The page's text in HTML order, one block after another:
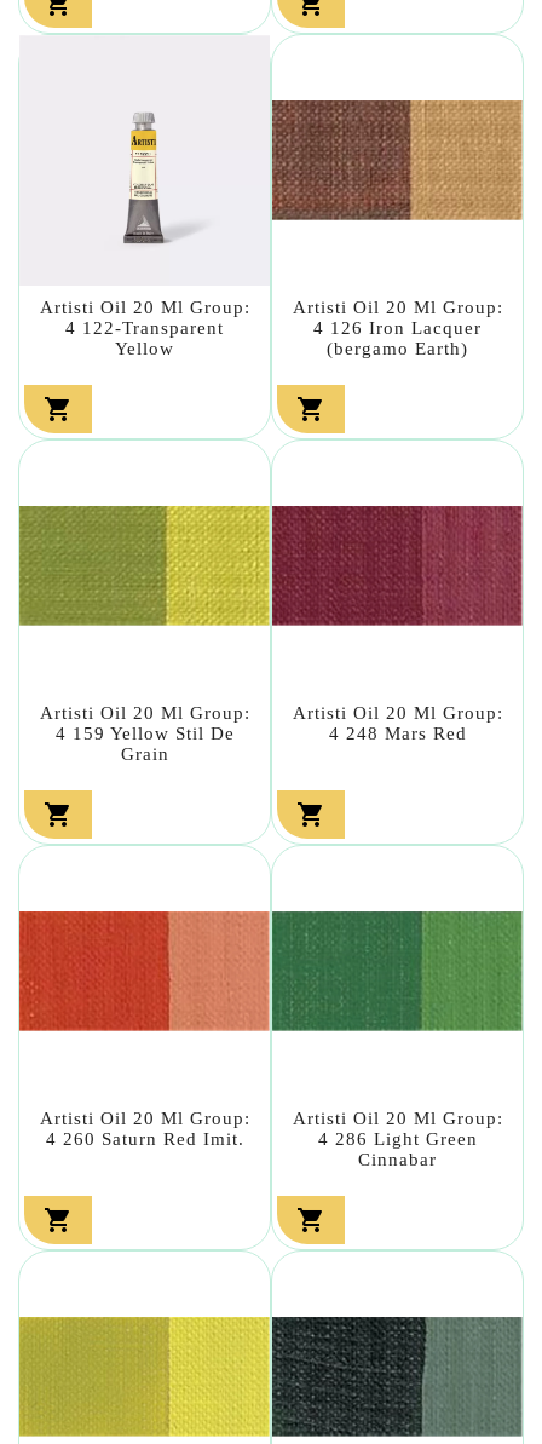
Artisti Oil 20 Ml Group:
4 122-Transparent
Yellow

Artisti Oil 20 Ml Group:
4 126 Iron Lacquer
(bergamo Earth)

Artisti Oil 20 Ml Group:
4 159 Yellow Stil De
Grain

Artisti Oil 20 Ml Group:
4 248 Mars Red

Artisti Oil 20 Ml Group:
4 260 Saturn Red Imit.

Artisti Oil 20 Ml Group:
4 286 Light Green
Cinnabar
